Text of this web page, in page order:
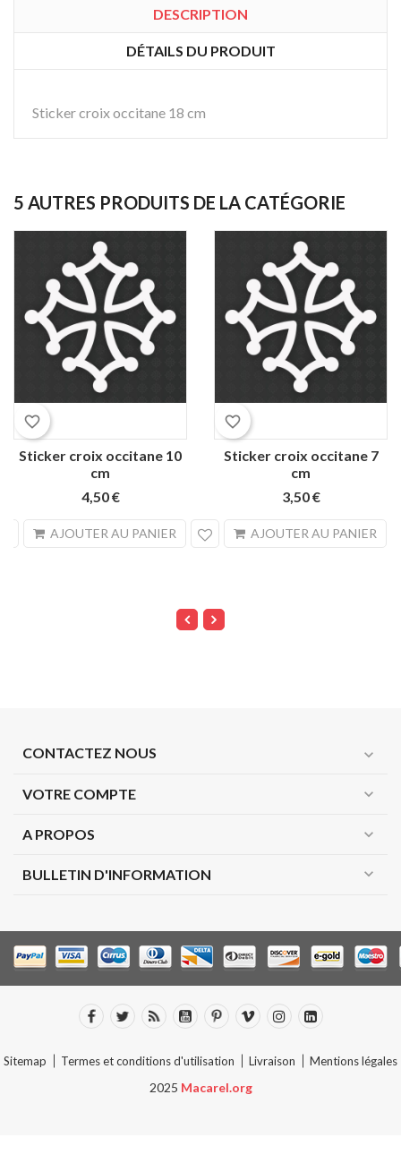
DESCRIPTION
DÉTAILS DU PRODUIT
Sticker croix occitane 18 cm
5 AUTRES PRODUITS DE LA CATÉGORIE
favorite_border
Sticker croix occitane 10
cm
4,50 €
AJOUTER AU PANIER search
favorite_border
Sticker croix occitane 7
cm
3,50 €
AJOUTER AU PANIER
CONTACTEZ NOUS expand_more
VOTRE COMPTE expand_more
A PROPOS expand_more
BULLETIN D'INFORMATION expand_more
Sitemap Termes et conditions d'utilisation Livraison Mentions légales
2025 Macarel.org